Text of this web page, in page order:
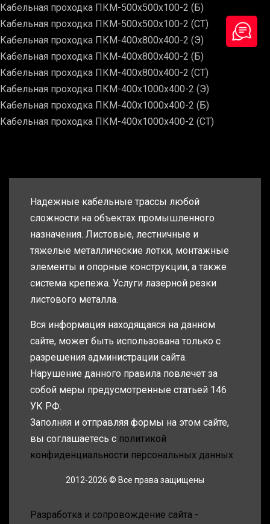
Кабельная проходка ПКМ-500х500х100-2 (Б)
Кабельная проходка ПКМ-500х500х100-2 (СТ)
Кабельная проходка ПКМ-400х800х400-2 (Э)
Кабельная проходка ПКМ-400х800х400-2 (Б)
Кабельная проходка ПКМ-400х800х400-2 (СТ)
Кабельная проходка ПКМ-400х1000х400-2 (Э)
Кабельная проходка ПКМ-400х1000х400-2 (Б)
Кабельная проходка ПКМ-400х1000х400-2 (СТ)
Надежные кабельные трассы любой
сложности на объектах промышленного
назначения. Листовые, лестничные и
тяжелые металлические лотки, монтажные
элементы и опорные конструкции, а также
система крепежа. Услуги лазерной резки
листового металла.
Вся информация находящаяся на данном
сайте, может быть использована только с
разрешения администрации сайта.
Нарушение данного правила повлечет за
собой меры предусмотренные статьей 146
УК РФ.
Заполняя и отправляя формы на этом сайте,
вы соглашаетесь с политикой
конфиденциальности персональных данных
2012-2026 © Все права защищены
Разработка и сопровождение сайта -